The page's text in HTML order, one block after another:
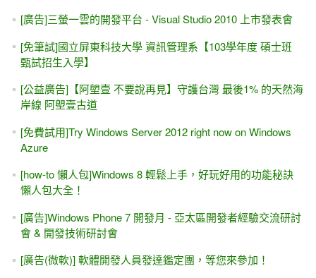
[廣告]三螢一雲的開發平台 - Visual Studio 2010 上市發表會
[免筆試]國立屏東科技大學 資訊管理系【103學年度 碩士班
甄試招生入學】
[公益廣告]【阿塱壹 不要說再見】守護台灣 最後1% 的天然海
岸線 阿塱壹古道
[免費試用]Try Windows Server 2012 right now on Windows
Azure
[how-to 懶人包]Windows 8 輕鬆上手，好玩好用的功能秘訣
懶人包大全！
[廣告]Windows Phone 7 開發月 - 亞太區開發者經驗交流研討
會 & 開發技術研討會
[廣告(微軟)] 軟體開發人員發達鑑定團，等您來參加！